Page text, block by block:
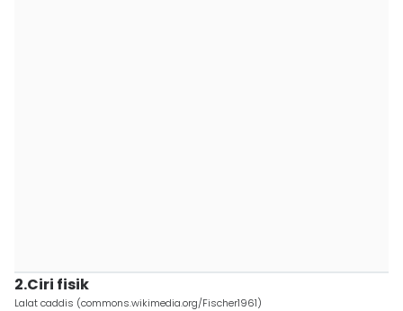
2.Ciri fisik
Lalat caddis (commons.wikimedia.org/Fischer1961)